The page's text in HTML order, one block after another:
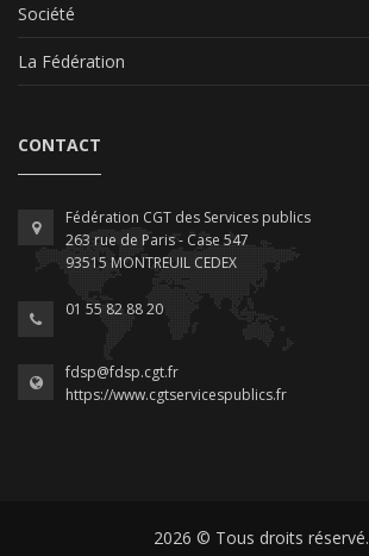
Société
La Fédération
CONTACT
Fédération CGT des Services publics
263 rue de Paris - Case 547
93515 MONTREUIL CEDEX
01 55 82 88 20
fdsp@fdsp.cgt.fr
https://www.cgtservicespublics.fr
2026 © Tous droits réservé.